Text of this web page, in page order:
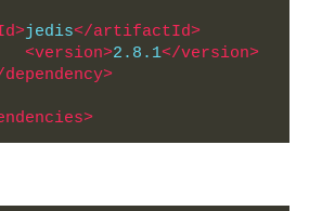
jedis</artifactId>
<version>2.8.1</version>